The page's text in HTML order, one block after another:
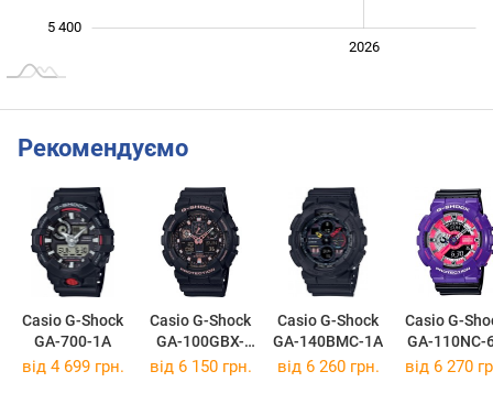
5 400
2026
Рекомендуємо
Casio G-Shock
GA-700-1A
Casio G-Shock
GA-100GBX-
1A4
Casio G-Shock
GA-140BMC-1A
Casio G-
GA-110NC-
від 4 699 грн. від 6 150 грн. від 6 260 грн. від 6 270